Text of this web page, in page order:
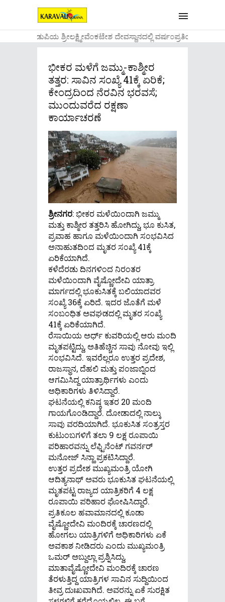
....ಉಡುಪಿಯ ಶ್ರೀಲಕ್ಷ್ಮೀವೆ೦ಕಟೇಶ ದೇವಸ್ಥಾನದಲ್ಲಿ ವರ್ಷ೦ಪ್ರತಿಯ
ಭೀಕರ ಮಳೆಗೆ ಜಮ್ಮು-ಕಾಶ್ಮೀರ
ತತ್ತರ: ಸಾವಿನ ಸಂಖ್ಯೆ 41ಕ್ಕೆ ಏರಿಕೆ;
ಕೇಂದ್ರದಿಂದ ನೆರವಿನ ಭರವಸೆ;
ಮುಂದುವರೆದ ರಕ್ಷಣಾ
ಕಾರ್ಯಾಚರಣೆ
ಶ್ರೀನಗರ: ಭೀಕರ ಮಳೆಯಿಂದಾಗಿ ಜಮ್ಮು
ಮತ್ತು ಕಾಶ್ಮೀರ ತತ್ತರಿಸಿ ಹೋಗಿದ್ದು, ಭೂ ಕುಸಿತ,
ಪ್ರವಾಹ ಹಾಗೂ ಮಳೆಯಿಂದಾಗಿ ಸಂಭವಿಸಿದ
ಅನಾಹುತದಿಂದ ಮೃತರ ಸಂಖ್ಯೆ 41ಕ್ಕೆ
ಏರಿಕೆಯಾಗಿದೆ.
ಕಳೆದೆರಡು ದಿನಗಳಿಂದ ನಿರಂತರ
ಮಳೆಯಿಂದಾಗಿ ವೈಷ್ಣೋದೇವಿ ಯಾತ್ರಾ
ಮಾರ್ಗದಲ್ಲಿ ಭೂಕುಸಿತಕ್ಕೆ ಬಲಿಯಾದವರ
ಸಂಖ್ಯೆ 36ಕ್ಕೆ ಏರಿದೆ. ಇದರ ಜೊತೆಗೆ ಮಳೆ
ಸಂಬಂಧಿತ ಅವಘಡದಲ್ಲಿ ಮೃತರ ಸಂಖ್ಯೆ
41ಕ್ಕೆ ಏರಿಕೆಯಾಗಿದೆ.
ರೆಸಾಯಿಯ ಅರ್ಧ್ ಕುವರಿಯಲ್ಲಿ ಆರು ಮಂದಿ
ಮೃತಪಟ್ಟಿದ್ದು, ಅತಿಹೆಚ್ಚಿನ ಸಾವು ನೋವು ಇಲ್ಲಿ
ಸಂಭವಿಸಿದೆ. ಇವರೆಲ್ಲರೂ ಉತ್ತರ ಪ್ರದೇಶ,
ರಾಜಸ್ಥಾನ, ದೆಹಲಿ ಮತ್ತು ಪಂಜಾಬ್ನಿಂದ
ಆಗಮಿಸಿದ್ದ ಯಾತ್ರಾರ್ಥಿಗಳು ಎಂದು
ಅಧಿಕಾರಿಗಳು ತಿಳಿಸಿದ್ದಾರೆ.
ಘಟನೆಯಲ್ಲಿ ಕನಿಷ್ಠ ಇತರ 20 ಮಂದಿ
ಗಾಯಗೊಂಡಿದ್ದಾರೆ. ದೋಡಾದಲ್ಲಿ ನಾಲ್ಕು
ಸಾವು ವರದಿಯಾಗಿದೆ. ಭೂಕುಸಿತ ಸಂತ್ರಸ್ತರ
ಕುಟುಂಬಗಳಿಗೆ ತಲಾ 9 ಲಕ್ಷ ರೂಪಾಯಿ
ಪರಿಹಾರವನ್ನು ಲೆಫ್ಟಿನೆಂಟ್ ಗವರ್ನರ್
ಮನೋಜ್ ಸಿನ್ಹಾ ಪ್ರಕಟಿಸಿದ್ದಾರೆ.
ಉತ್ತರ ಪ್ರದೇಶ ಮುಖ್ಯಮಂತ್ರಿ ಯೋಗಿ
ಆದಿತ್ಯನಾಥ್ ಅವರು ಭೂಕುಸಿತ ಘಟನೆಯಲ್ಲಿ
ಮೃತಪಟ್ಟ ರಾಜ್ಯದ ಯಾತ್ರಿಕರಿಗೆ 4 ಲಕ್ಷ
ರೂಪಾಯಿ ಪರಿಹಾರ ಘೋಷಿಸಿದ್ದಾರೆ.
ಪ್ರತಿಕೂಲ ಹವಾಮಾನದಲ್ಲಿ ಕೂಡಾ
ವೈಷ್ಣೋದೇವಿ ಮಂದಿರಕ್ಕೆ ಚಾರಣದಲ್ಲಿ
ಹೋಗಲು ಯಾತ್ರಿಗಳಿಗೆ ಅಧಿಕಾರಿಗಳು ಏಕೆ
ಅವಕಾಶ ನೀಡಿದರು ಎಂದು ಮುಖ್ಯಮಂತ್ರಿ
ಒಮರ್ ಅಬ್ದುಲ್ಲಾ ಪ್ರಶ್ನಿಸಿದ್ದು,
ಮಾತಾವೈಷ್ಣೋದೇವಿ ಮಂದಿರಕ್ಕೆ ಚಾರಣ
ತೆರಳುತ್ತಿದ್ದ ಯಾತ್ರಿಗಳ ಸಾವಿನ ಸುದ್ದಿಯಿಂದ
ತೀವ್ರ ದುಃಖವಾಗಿದೆ. ಅವರನ್ನು ಏಕೆ ಸುರಕ್ಷಿತ